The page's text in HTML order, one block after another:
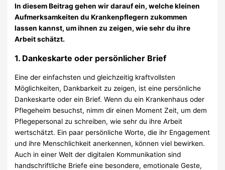
In diesem Beitrag gehen wir darauf ein, welche kleinen
Aufmerksamkeiten du Krankenpflegern zukommen
lassen kannst, um ihnen zu zeigen, wie sehr du ihre
Arbeit schätzt.
1. Dankeskarte oder persönlicher Brief
Eine der einfachsten und gleichzeitig kraftvollsten
Möglichkeiten, Dankbarkeit zu zeigen, ist eine persönliche
Dankeskarte oder ein Brief. Wenn du ein Krankenhaus oder
Pflegeheim besuchst, nimm dir einen Moment Zeit, um dem
Pflegepersonal zu schreiben, wie sehr du ihre Arbeit
wertschätzt. Ein paar persönliche Worte, die ihr Engagement
und ihre Menschlichkeit anerkennen, können viel bewirken.
Auch in einer Welt der digitalen Kommunikation sind
handschriftliche Briefe eine besondere, emotionale Geste,